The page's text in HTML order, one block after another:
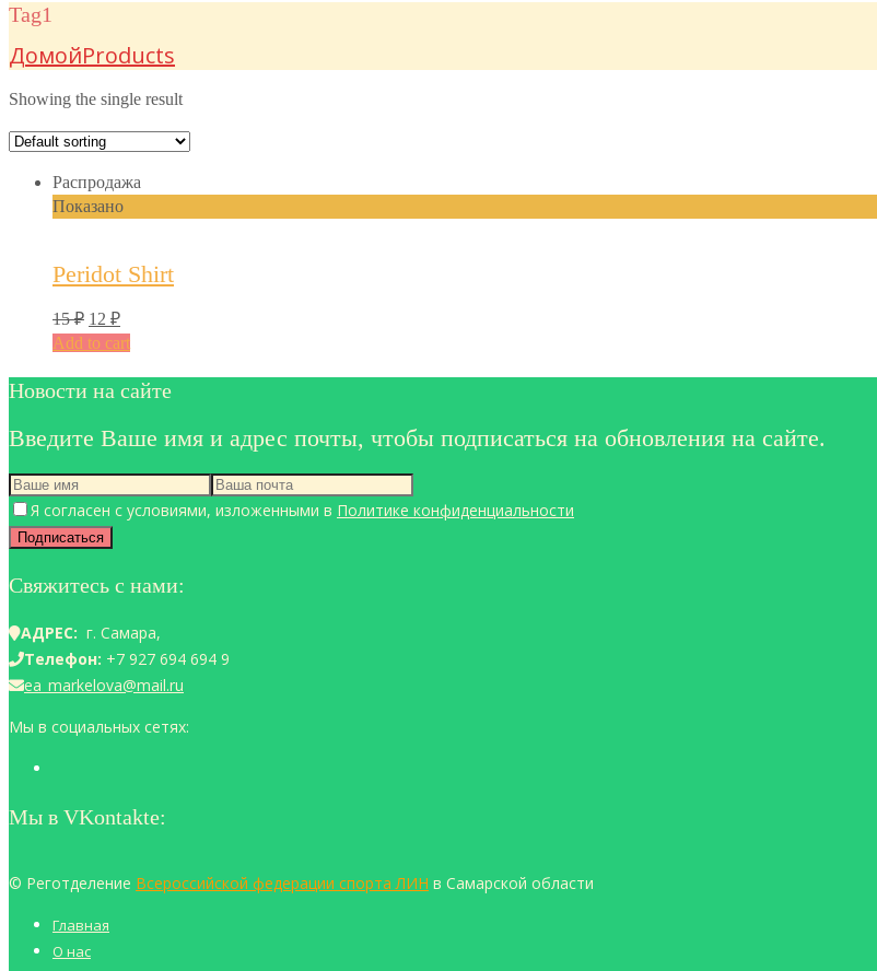
Tag1
ДомойProducts
Showing the single result
Распродажа
Показано
Peridot Shirt
15₽ 12 ₽
Add to cart
Новости на сайте
Введите Ваше имя и адрес почты, чтобы подписаться на обновления на сайте.
Я согласен с условиями, изложенными в Политике конфиденциальности
Свяжитесь с нами:
АДРЕС: г. Самара,
Телефон: +7 927 694 694 9
ea_markelova@mail.ru
Мы в социальных сетях:
Мы в VKontakte:
© Реготделение Всероссийской федерации спорта ЛИН в Самарской области
Главная
О нас